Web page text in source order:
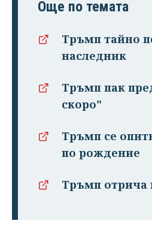
Още по темата
Тръмп тайно
наследник
Тръмп пак
скоро"
Тръмп се
по рождение
Тръмп отрича